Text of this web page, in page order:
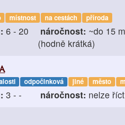
místnost na cestách příroda
6 - 20 náročnost: ~do 15
(hodně krátká)
odpočinková jiné město
3 - - náročnost: nelze říct